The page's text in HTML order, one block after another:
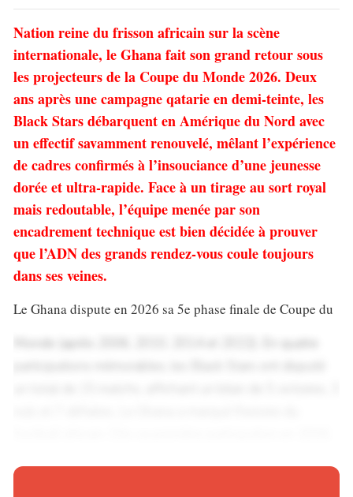
Nation reine du frisson africain sur la scène
internationale, le Ghana fait son grand retour sous
les projecteurs de la Coupe du Monde 2026. Deux
ans après une campagne qatarie en demi-teinte, les
Black Stars débarquent en Amérique du Nord avec
un effectif savamment renouvelé, mêlant l’expérience
de cadres confirmés à l’insouciance d’une jeunesse
dorée et ultra-rapide. Face à un tirage au sort royal
mais redoutable, l’équipe menée par son
encadrement technique est bien décidée à prouver
que l’ADN des grands rendez-vous coule toujours
dans ses veines.
Le Ghana dispute en 2026 sa 5e phase finale de Coupe du